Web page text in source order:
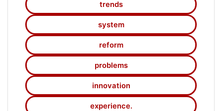
trends
system
reform
problems
innovation
experience.